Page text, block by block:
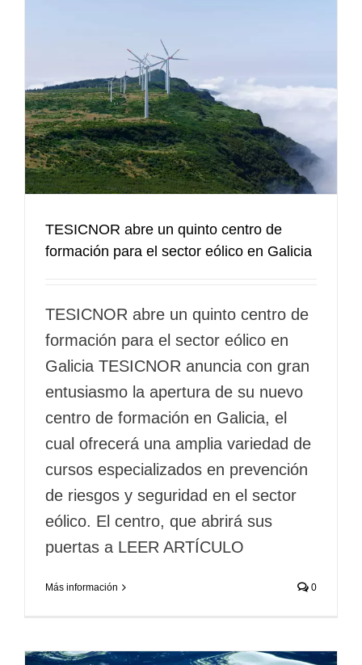
TESICNOR abre un quinto centro de
formación para el sector eólico en Galicia
TESICNOR abre un quinto centro de
formación para el sector eólico en
Galicia TESICNOR anuncia con gran
entusiasmo la apertura de su nuevo
centro de formación en Galicia, el
cual ofrecerá una amplia variedad de
cursos especializados en prevención
de riesgos y seguridad en el sector
eólico. El centro, que abrirá sus
puertas a LEER ARTÍCULO
Más información 0